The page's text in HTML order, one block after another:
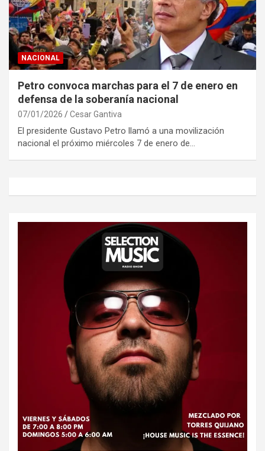
NACIONAL
Petro convoca marchas para el 7 de enero en
defensa de la soberanía nacional
07/01/2026 Cesar Gantiva
El presidente Gustavo Petro llamó a una movilización
nacional el próximo miércoles 7 de enero de…